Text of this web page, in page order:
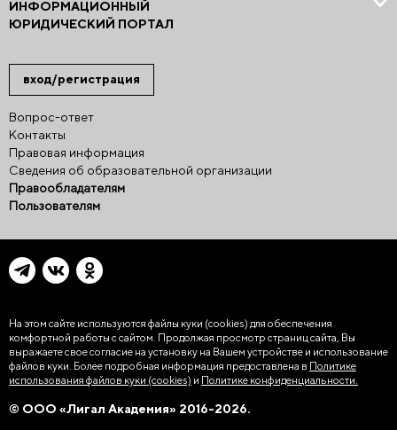
вход/регистрация
Вопрос-ответ
Контакты
Правовая информация
Сведения об образовательной организации
Правообладателям
Пользователям
ИНФОРМАЦИОННЫЙ
ЮРИДИЧЕСКИЙ ПОРТАЛ
На этом сайте используются файлы куки (cookies) для обеспечения
комфортной работы с сайтом. Продолжая просмотр страниц сайта, Вы
выражаете свое согласие на установку на Вашем устройстве и использование
файлов куки. Более подробная информация предоставлена в Политике
использования файлов куки (cookies) и Политике конфиденциальности.
© ООО «Лигал Академия» 2016-2026.